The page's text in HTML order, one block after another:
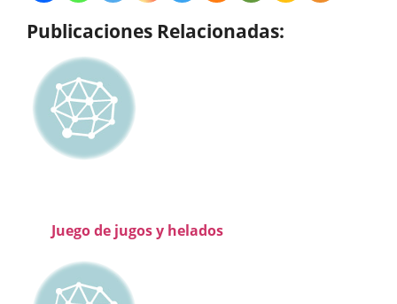
Publicaciones Relacionadas:
Juego de jugos y helados